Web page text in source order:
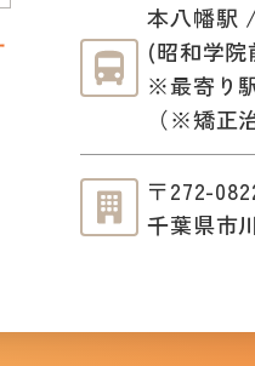
本八幡駅
(昭和学院
※最寄り
（※矯正
〒272-
千葉県市